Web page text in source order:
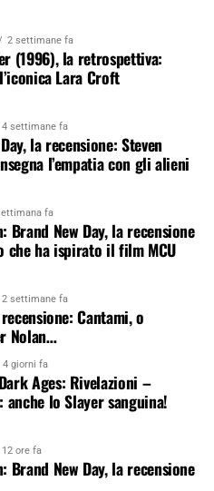
2 settimane fa
(1996), la retrospettiva:
Lara Croft
4 settimane fa
la recensione: Steven
l’empatia con gli alieni
fa
Brand New Day, la recensione
che ha ispirato il film MCU
2 settimane fa
Cantami, o
Nolan…
4 giorni fa
Ages: Rivelazioni –
anche lo Slayer sanguina!
12 ore fa
Brand New Day, la recensione